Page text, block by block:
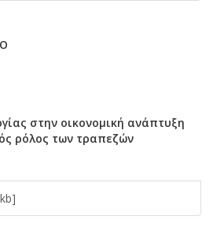
στην οικονομική ανάπτυξη
ρόλος των τραπεζών